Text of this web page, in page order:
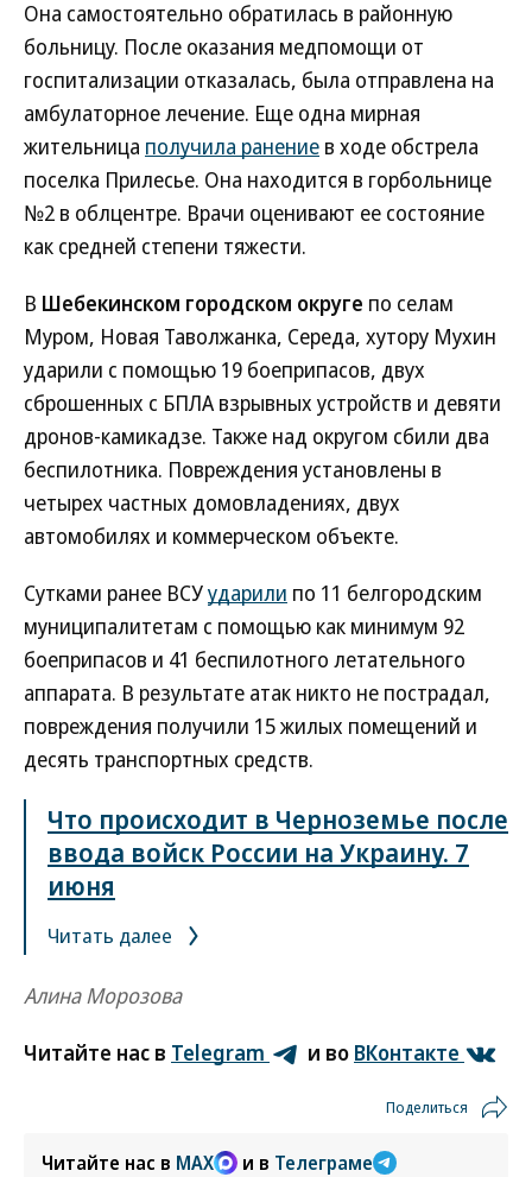
Она самостоятельно обратилась в районную
больницу. После оказания медпомощи от
госпитализации отказалась, была отправлена на
амбулаторное лечение. Еще одна мирная
жительница получила ранение в ходе обстрела
поселка Прилесье. Она находится в горбольнице
№2 в облцентре. Врачи оценивают ее состояние
как средней степени тяжести.
В Шебекинском городском округе по селам
Муром, Новая Таволжанка, Середа, хутору Мухин
ударили с помощью 19 боеприпасов, двух
сброшенных с БПЛА взрывных устройств и девяти
дронов-камикадзе. Также над округом сбили два
беспилотника. Повреждения установлены в
четырех частных домовладениях, двух
автомобилях и коммерческом объекте.
Сутками ранее ВСУударили по 11 белгородским
муниципалитетам с помощью как минимум 92
боеприпасов и 41 беспилотного летательного
аппарата. В результате атак никто не пострадал,
повреждения получили 15 жилых помещений и
десять транспортных средств.
Что происходит в Черноземье после
ввода войск России на Украину. 7
июня
Читать далее
Алина Морозова
Читайте нас в Telegram и во ВКонтакте
Поделиться
Читайте нас в MAX и в Телеграме